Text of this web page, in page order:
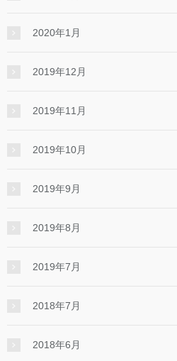
2020年1月
2019年12月
2019年11月
2019年10月
2019年9月
2019年8月
2019年7月
2018年7月
2018年6月